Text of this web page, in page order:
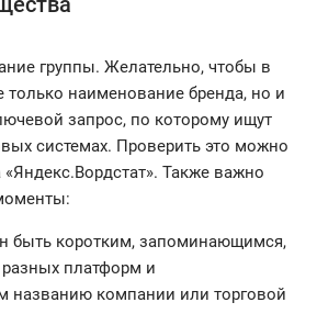
группы. Желательно, чтобы в
только наименование бренда, но и
запрос, по которому ищут
системах. Проверить это можно
Также важно
быть коротким, запоминающимся,
платформ и
названию компании или торговой